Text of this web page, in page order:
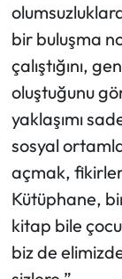
bir buluşma
çalıştığını,
oluştuğunu
yaklaşımı
sosyal
açmak,
Kütüphane,
kitap bile
biz de